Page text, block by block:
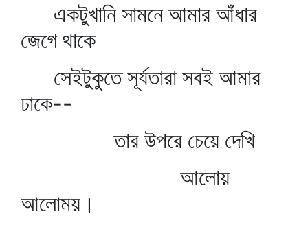
একটুখানি সামনে আমার আঁধার
জেগে থাকে
সেইটুকুতে সূর্যতারা সবই আমার
ঢাকে--
তার উপরে চেয়ে দেখি
আলোয়
আলোময়।